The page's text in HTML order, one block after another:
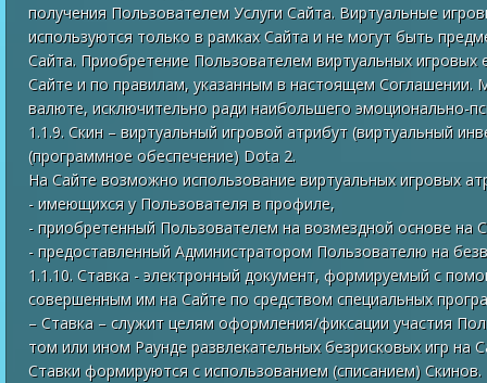
получения Пользователем Услуги Сайта. Виртуальные
используются только в рамках Сайта и не могут быть
Сайта. Приобретение Пользователем виртуальных
Сайте и по правилам, указанным в настоящем
валюте, исключительно ради наибольшего эмоционально-
1.1.9. Скин – виртуальный игровой атрибут (виртуальный
(программное обеспечение) Dota 2.
На Сайте возможно использование виртуальных игровых
- имеющихся у Пользователя в профиле,
- приобретенный Пользователем на возмездной основе на
- предоставленный Администратором Пользователю на
1.1.10. Ставка - электронный документ, формируемый с
совершенным им на Сайте по средством специальных
– Ставка – служит целям оформления/фиксации участия
том или ином Раунде развлекательных безрисковых игр на
Ставки формируются с использованием (списанием) Скинов.